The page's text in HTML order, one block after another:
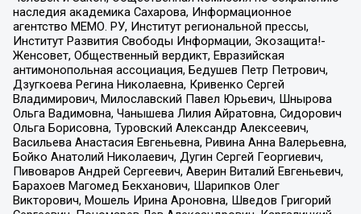
наследия академика Сахарова, Информационное
агентство МЕМО. РУ, Институт региональной прессы,
Институт Развития Свободы Информации, Экозащита!-
Женсовет, Общественный вердикт, Евразийская
антимонопольная ассоциация, Бедушев Петр Петрович,
Дзугкоева Регина Николаевна, Кривенко Сергей
Владимирович, Милославский Павел Юрьевич, Шнырова
Ольга Вадимовна, Чанышева Лилия Айратовна, Сидорович
Ольга Борисовна, Туровский Александр Алексеевич,
Васильева Анастасия Евгеньевна, Ривина Анна Валерьевна,
Бойко Анатолий Николаевич, Дугин Сергей Георгиевич,
Пивоваров Андрей Сергеевич, Аверин Виталий Евгеньевич,
Барахоев Магомед Бекханович, Шарипков Олег
Викторович, Мошель Ирина Ароновна, Шведов Григорий